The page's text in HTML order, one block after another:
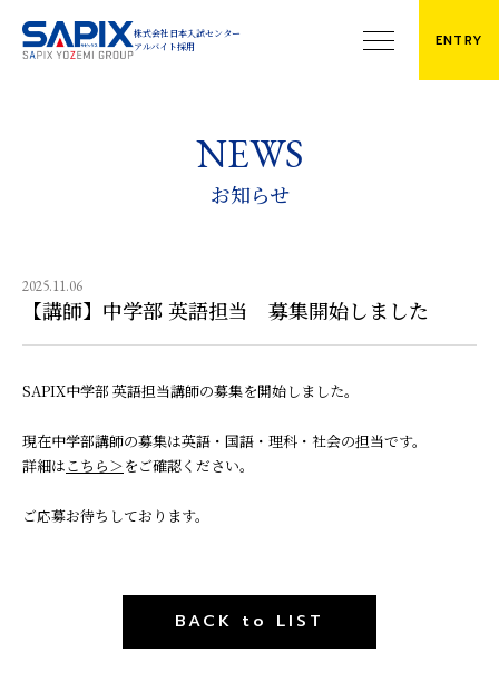
株式会社日本入試センター
アルバイト採用
ENTRY
株式会社日本入試センター
アルバイト採用
募集中のアルバイト・校舎一覧
代表メッセージ
企業情報・アクセス
お知らせ
お知らせ
2025.11.06
【講師】中学部 英語担当 募集開始しました
SAPIX中学部 英語担当講師の募集を開始しました。
現在中学部講師の募集は英語・国語・理科・社会の担当です。
詳細はこちら をご確認ください。
ご応募お待ちしております。
BACK to LIST